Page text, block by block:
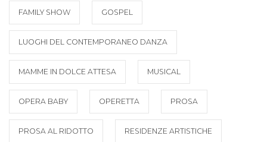
FAMILY SHOW GOSPEL
LUOGHI DEL CONTEMPORANEO DANZA
MAMME IN DOLCE ATTESA MUSICAL
OPERA BABY OPERETTA PROSA
PROSA AL RIDOTTO RESIDENZE ARTISTICHE